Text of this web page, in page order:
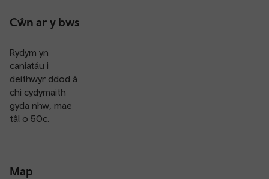
Cŵn ar y bws
Rydym yn
caniatáu i
deithwyr ddod â
chi cydymaith
gyda nhw, mae
tâl o 50c.
Map